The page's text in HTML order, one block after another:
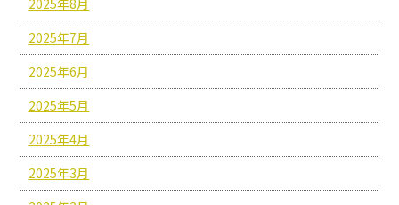
2025年7月
2025年6月
2025年5月
2025年4月
2025年3月